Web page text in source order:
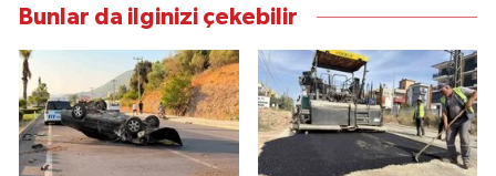
Bunlar da ilginizi çekebilir